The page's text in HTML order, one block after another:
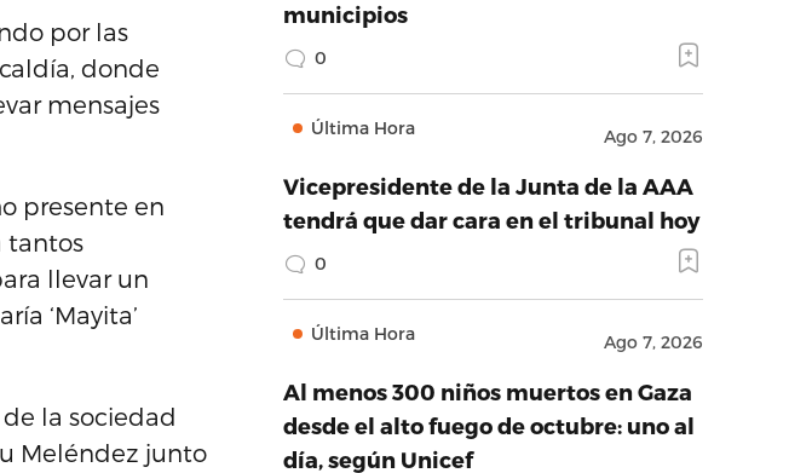
por las
donde
mensajes
presente en
tantos
llevar un
‘Mayita’
la sociedad
Meléndez junto
municipios
0
Última Hora Ago 7, 2026
Vicepresidente de la Junta de la AAA
tendrá que dar cara en el tribunal hoy
0
Última Hora Ago 7, 2026
Al menos 300 niños muertos en Gaza
desde el alto fuego de octubre: uno al
día, según Unicef